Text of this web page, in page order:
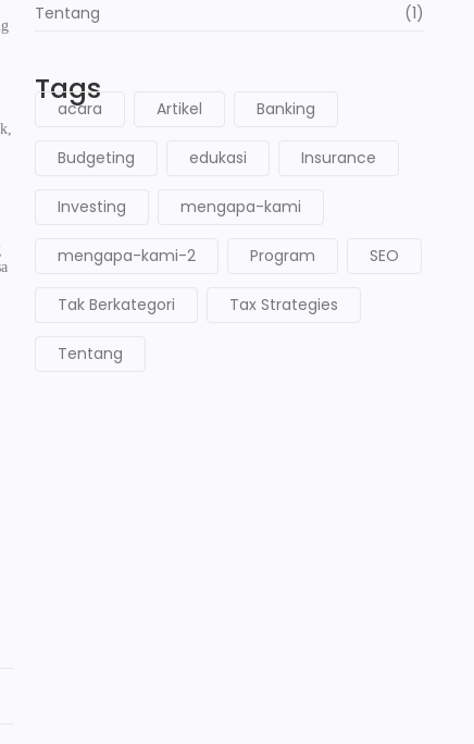
Tentang
(1)
Tags
acara Artikel Banking
Budgeting edukasi Insurance
Investing mengapa-kami
mengapa-kami-2 Program SEO
Tak Berkategori Tax Strategies
Tentang